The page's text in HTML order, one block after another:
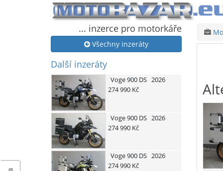
... inzerce pro motorkáře
Všechny inzeráty
Další inzeráty
Voge900 DS 2026
274 990 Kč
Voge900 DS 2026
274 990 Kč
Voge900 DS 2026
274 990 Kč